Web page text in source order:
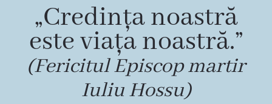
„Credința noastră
este viața noastră.”
(Fericitul Episcop martir
Iuliu Hossu)